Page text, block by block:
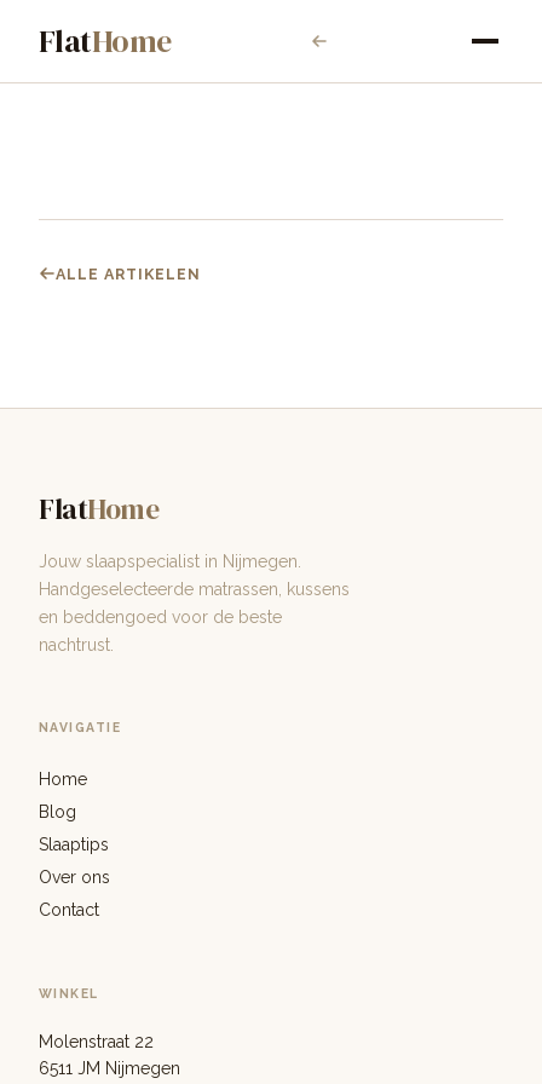
FlatHome
ALLE ARTIKELEN
FlatHome
Jouw slaapspecialist in Nijmegen.
Handgeselecteerde matrassen, kussens
en beddengoed voor de beste
nachtrust.
NAVIGATIE
Home
Blog
Slaaptips
Over ons
Contact
WINKEL
Molenstraat 22
6511 JM Nijmegen